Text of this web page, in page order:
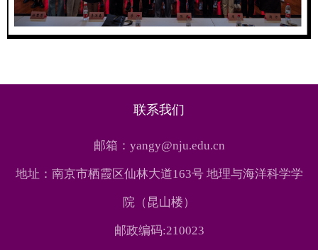
联系我们
邮箱：yangy@nju.edu.cn
地址：南京市栖霞区仙林大道163号 地理与海洋科学学
院（昆山楼）
邮政编码:210023